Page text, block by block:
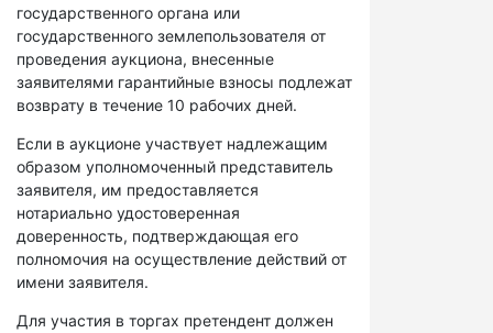
государственного органа или
государственного землепользователя от
проведения аукциона, внесенные
заявителями гарантийные взносы подлежат
возврату в течение 10 рабочих дней.
Если в аукционе участвует надлежащим
образом уполномоченный представитель
заявителя, им предоставляется
нотариально удостоверенная
доверенность, подтверждающая его
полномочия на осуществление действий от
имени заявителя.
Для участия в торгах претендент должен